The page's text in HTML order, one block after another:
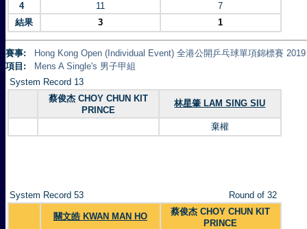
4
11
7
結果
3 1
賽事:
Hong Kong Open (Individual Event) 全港公開乒乓球單項錦標賽 2019
項目:
Mens A Single's 男子甲組
System Record 13
蔡俊杰 CHOY CHUN KIT
PRINCE
林星肇 LAM SING SIU
棄權
System Record 53 Round of 32
關文皓 KWAN MAN HO
蔡俊杰 CHOY CHUN KIT
PRINCE